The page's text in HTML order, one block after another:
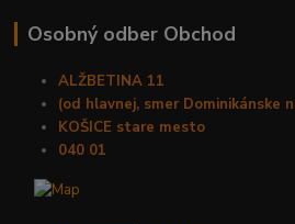
Osobný odber Obchod
ALŽBETINA 11
(od hlavnej, smer Dominikánske
KOŠICE stare mesto
040 01